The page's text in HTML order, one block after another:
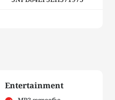
Entertainment